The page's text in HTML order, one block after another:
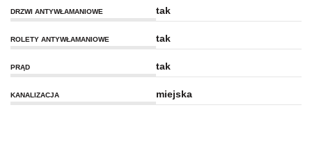
DRZWI ANTYWŁAMANIOWE tak
ROLETY ANTYWŁAMANIOWE tak
PRĄD tak
KANALIZACJA miejska